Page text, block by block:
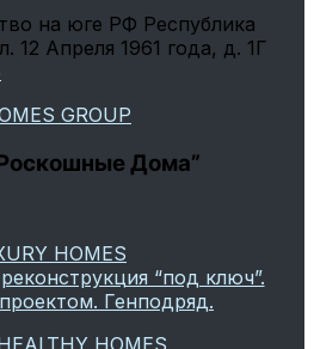
на юге РФ Республика
12 Апреля 1961 года, д. 1Г
Дома”
HOMES
“под ключ”.
Генподряд.